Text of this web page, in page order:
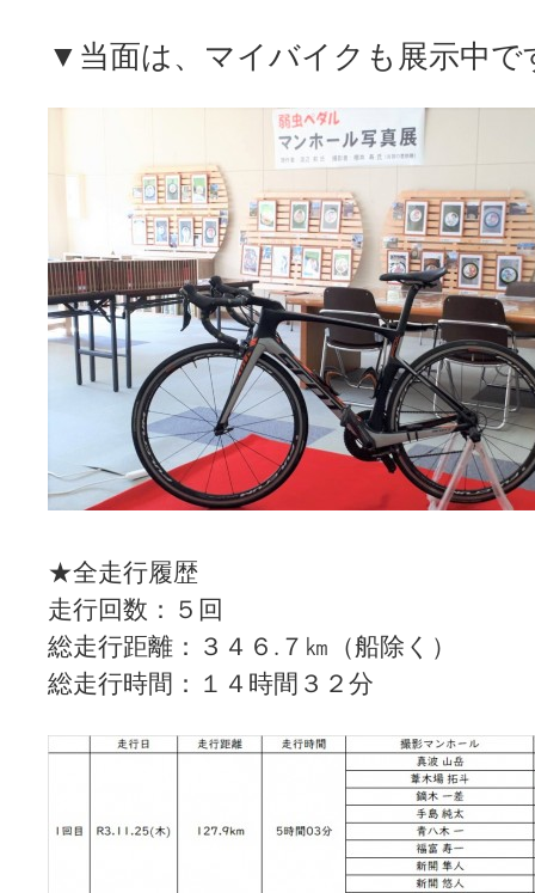
▼当面は、マイバイクも展示中で
★全走行履歴
走行回数：５回
総走行距離：３４６.７㎞（船除く）
総走行時間：１４時間３２分